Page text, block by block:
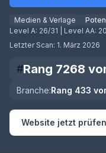
Medien & Verlage
Level A: 26/31 | Level AA:
Letzter Scan: 1. März 2026
#Rang 7268
Branche:Rang 433
Website jetzt